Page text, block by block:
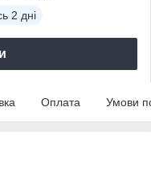
2 дні
Оплата Умови